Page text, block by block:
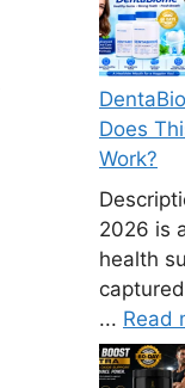
Does
Work?
2026 is
health
... Read